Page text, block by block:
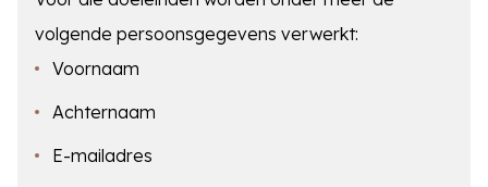
volgende persoonsgegevens verwerkt:
Voornaam
Achternaam
E-mailadres